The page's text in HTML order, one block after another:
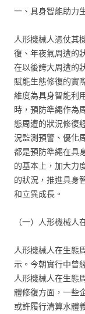
一、具身智能助力
人形機械人憑仗其
復、年夜氣周遭的
在以後誇大周遭的
賦能生態修復的實
維度為具身智能利
時，預防準繩作為
態周遭的狀況修復
況監測預警、優化
都是預防準繩在具
的基本上，加大力
的狀況，推進具身
和立異成長。
（一）人形機械
人形機械人在生態
示。今朝實行中曾
人形機械人在生態
體修復方面，一些
或許履行清算水體